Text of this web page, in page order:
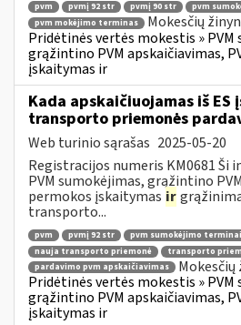
pvm pvmį 92 str pvmį 90 str
pvm
pvm mokėjimo terminas
Mokesčių
Pridėtinės vertės mokestis » PVM
grąžintino PVM apskaičiavimas,
įskaitymas ir
Kada apskaičiuojamas iš ES
transporto priemonės
Web turinio sąrašas 2025-05-20
Registracijos numeris KM0681 Ši
PVM sumokėjimas, grąžintino
permokos įskaitymas ir
transporto...
pvm pvmį 92 str pvm sumokėjimo terminai
nauja transporto priemonė
transporto
pardavimo pvm apskaičiavimas
Pridėtinės vertės mokestis » PVM
grąžintino PVM apskaičiavimas,
įskaitymas ir